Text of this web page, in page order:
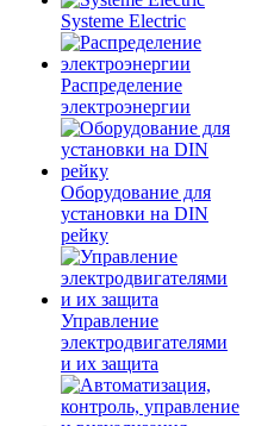
Systeme Electric
Распределение
электроэнергии
Оборудование для
установки на DIN
рейку
Управление
электродвигателями
и их защита